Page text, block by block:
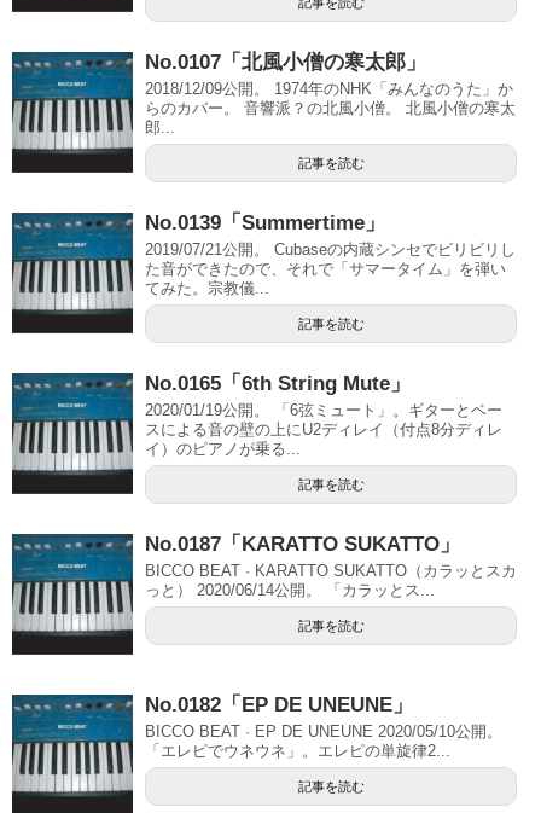
No.0107「北風小僧の寒太郎」
2018/12/09公開。 1974年のNHK「みんなのうた」か
らのカバー。 音響派？の北風小僧。 北風小僧の寒太
郎...
記事を読む
No.0139「Summertime」
2019/07/21公開。 Cubaseの内蔵シンセでビリビリし
た音ができたので、それで「サマータイム」を弾い
てみた。宗教儀...
記事を読む
No.0165「6th String Mute」
2020/01/19公開。 「6弦ミュート」。ギターとベー
スによる音の壁の上にU2ディレイ（付点8分ディレ
イ）のピアノが乗る...
記事を読む
No.0187「KARATTO SUKATTO」
BICCO BEAT · KARATTO SUKATTO（カラッとスカ
っと） 2020/06/14公開。 「カラッとス...
記事を読む
No.0182「EP DE UNEUNE」
BICCO BEAT · EP DE UNEUNE 2020/05/10公開。
「エレピでウネウネ」。エレピの単旋律2...
記事を読む